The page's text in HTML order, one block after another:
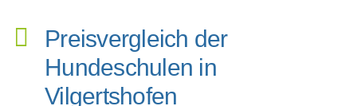
Preisvergleich der
Hundeschulen in
Vilgertshofen